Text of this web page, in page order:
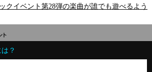
クイベント第28弾の楽曲が誰でも遊べるよう
？